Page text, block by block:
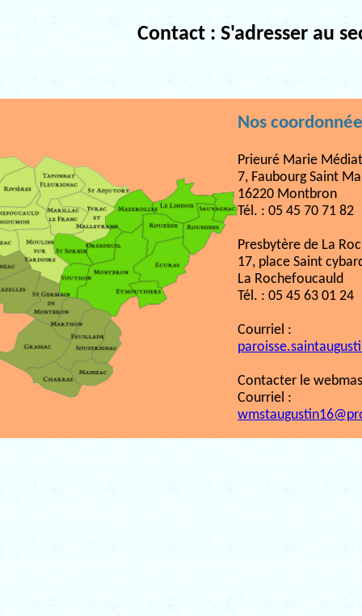
Contact : S'adresser au
Nos
Prieuré Marie
7, Faubourg Saint
16220 Montbron
Tél. : 05 45 70 71 82
Presbytère de La
17, place Saint
La Rochefoucauld
Tél. : 05 45 63 01 24
Courriel :
Contacter le
Courriel :